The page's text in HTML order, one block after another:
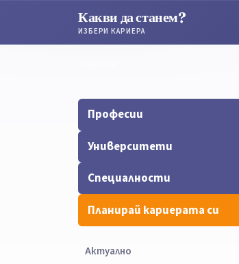
Какви да станем?
ИЗБЕРИ КАРИЕРА
Професии
Университети
Специалности
Планирай кариерата си
Актуално